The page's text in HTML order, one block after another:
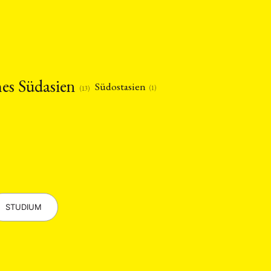
Südasien (13) Südostasien (1)
STUDIUM